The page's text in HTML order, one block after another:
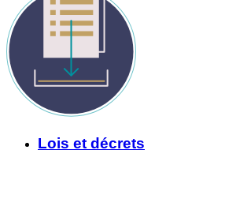
Lois et décrets